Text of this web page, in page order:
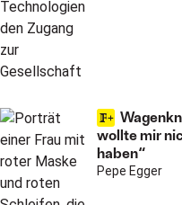
wollte mir
haben“
Pepe Egger